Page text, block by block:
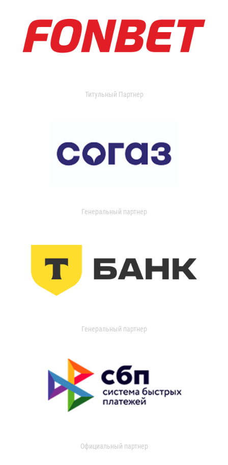
Титульный Партнер
Генеральный партнер
Генеральный партнер
Официальный партнер